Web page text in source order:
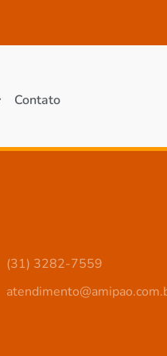
Contato
(31) 3282-7559